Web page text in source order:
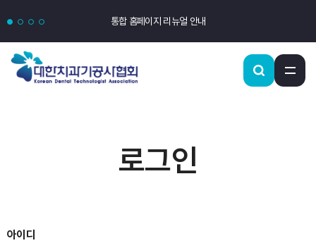
통합 홈페이지 리뉴얼 안내
로그인
아이디